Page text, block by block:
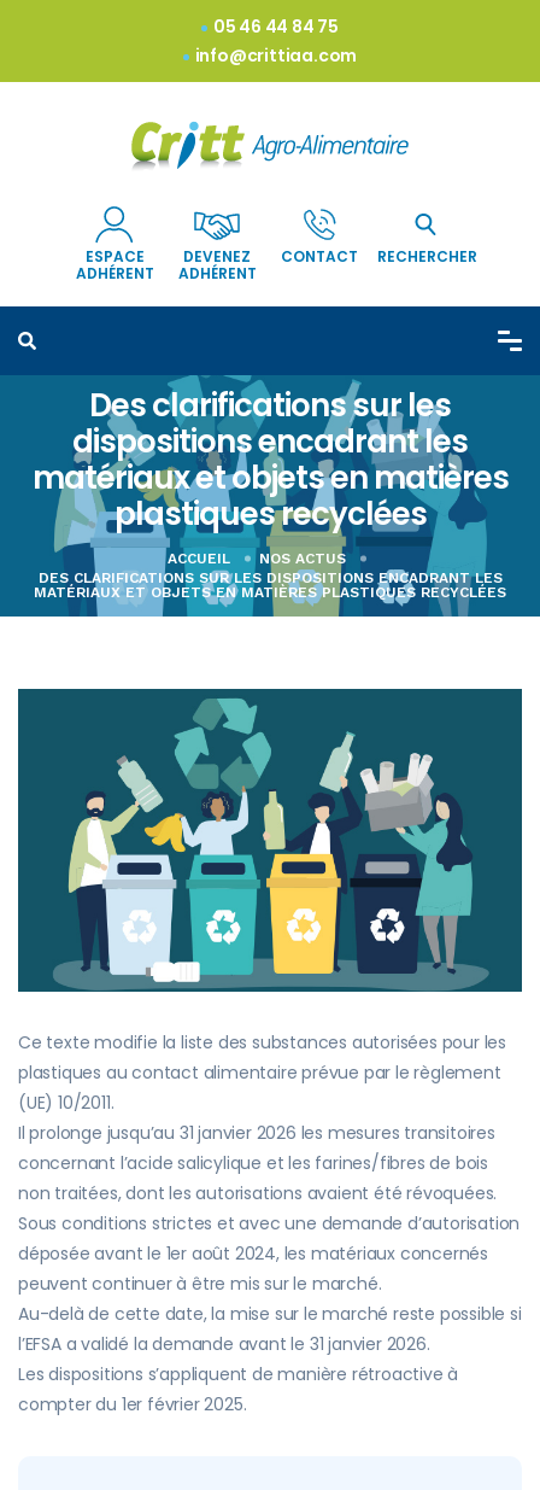
05 46 44 84 75
info@crittiaa.com
ESPACE
ADHÉRENT
DEVENEZ
ADHÉRENT
CONTACT RECHERCHER
Des clarifications sur les
dispositions encadrant les
matériaux et objets en matières
plastiques recyclées
ACCUEIL
NOS ACTUS
DES CLARIFICATIONS SUR LES DISPOSITIONS ENCADRANT LES
MATÉRIAUX ET OBJETS EN MATIÈRES PLASTIQUES RECYCLÉES
Ce texte modifie la liste des substances autorisées pour les
plastiques au contact alimentaire prévue par le règlement
(UE) 10/2011.
Il prolonge jusqu’au 31 janvier 2026 les mesures transitoires
concernant l’acide salicylique et les farines/fibres de bois
non traitées, dont les autorisations avaient été révoquées.
Sous conditions strictes et avec une demande d’autorisation
déposée avant le 1er août 2024, les matériaux concernés
peuvent continuer à être mis sur le marché.
Au-delà de cette date, la mise sur le marché reste possible si
l’EFSA a validé la demande avant le 31 janvier 2026.
Les dispositions s’appliquent de manière rétroactive à
compter du 1er février 2025.